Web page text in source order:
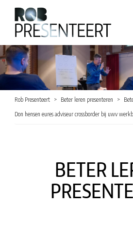
Rob Presenteert Beter leren presenteren
Don hensen eures adviseur crossborder bij uwv
BETER